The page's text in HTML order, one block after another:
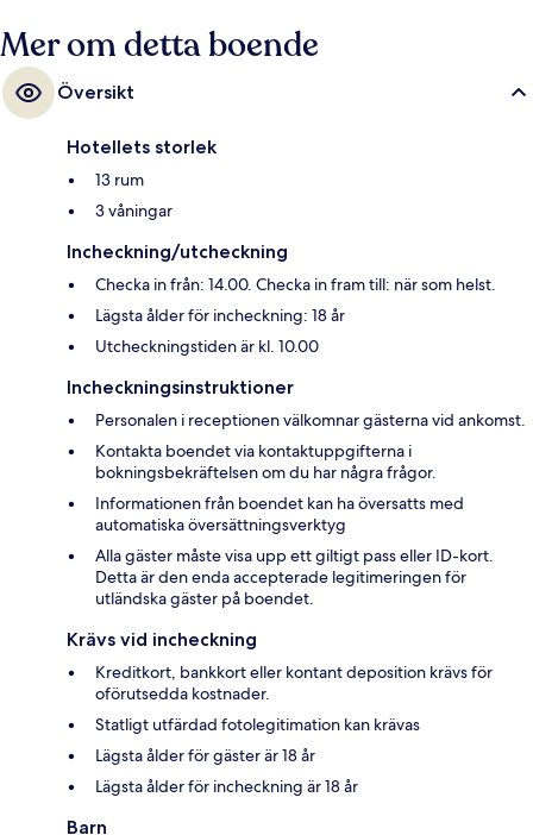
Mer om detta boende
Översikt
Hotellets storlek
13 rum
3 våningar
Incheckning/utcheckning
Checka in från: 14.00. Checka in fram till: när som helst.
Lägsta ålder för incheckning: 18 år
Utcheckningstiden är kl. 10.00
Incheckningsinstruktioner
Personalen i receptionen välkomnar gästerna vid ankomst.
Kontakta boendet via kontaktuppgifterna i
bokningsbekräftelsen om du har några frågor.
Informationen från boendet kan ha översatts med
automatiska översättningsverktyg
Alla gäster måste visa upp ett giltigt pass eller ID-kort.
Detta är den enda accepterade legitimeringen för
utländska gäster på boendet.
Krävs vid incheckning
Kreditkort, bankkort eller kontant deposition krävs för
oförutsedda kostnader.
Statligt utfärdad fotolegitimation kan krävas
Lägsta ålder för gäster är 18 år
Lägsta ålder för incheckning är 18 år
Barn